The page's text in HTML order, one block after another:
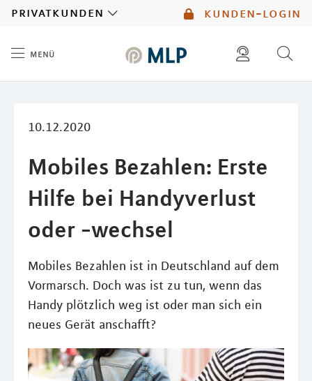
kunden-login
privatkunden
menü
10.12.2020
Mobiles Bezahlen: Erste
Hilfe bei Handyverlust
oder -wechsel
Mobiles Bezahlen ist in Deutschland auf dem
Vormarsch. Doch was ist zu tun, wenn das
Handy plötzlich weg ist oder man sich ein
neues Gerät anschafft?